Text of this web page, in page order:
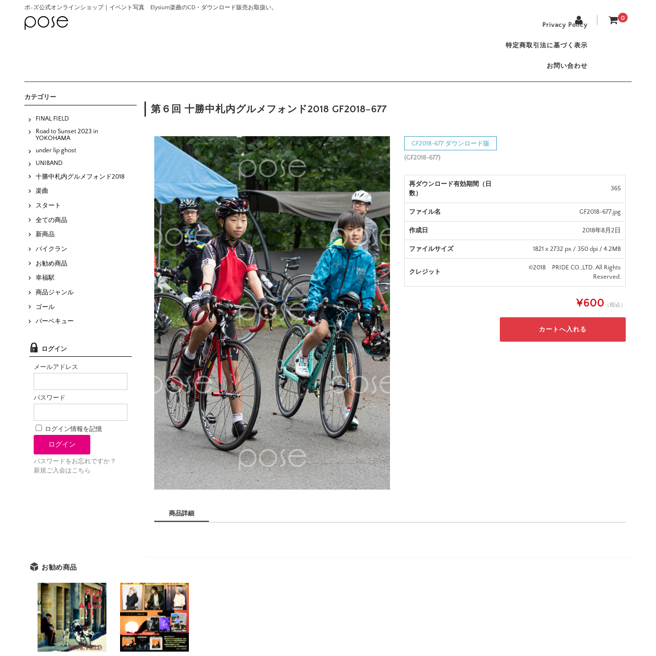
ポ-ズ公式オンラインショップ｜イベント写真 Elysium楽曲のCD・ダウンロード販売お取扱い。
0
Privacy Policy
特定商取引法に基づく表示
お問い合わせ
第６回 十勝中札内グルメフォンド2018 GF2018-677
GF2018-677 ダウンロード版
(GF2018-677)
再ダウンロード有効期間（日
数）
365
ファイル名 GF2018-677.jpg
作成日 2018年8月2日
ファイルサイズ 1821 x 2732 px / 350 dpi / 4.2MB
クレジット
©2018 PRIDE CO.,LTD. All Rights
Reserved.
¥600 （税込）
商品詳細
お勧め商品
カテゴリー
FINAL FIELD
Road to Sunset 2023 in
YOKOHAMA
under lip ghost
UNIBAND
十勝中札内グルメフォンド2018
楽曲
スタート
全ての商品
新商品
バイクラン
お勧め商品
幸福駅
商品ジャンル
ゴール
バーベキュー
ログイン
メールアドレス
パスワード
ログイン情報を記憶
パスワードをお忘れですか？
新規ご入会はこちら